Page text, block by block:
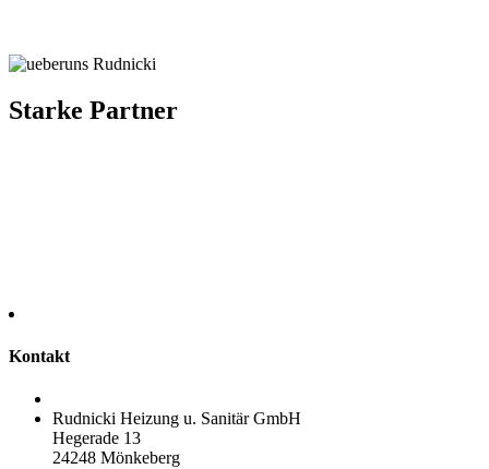
Starke Partner
Kontakt
Rudnicki Heizung u. Sanitär GmbH
Hegerade 13
24248 Mönkeberg